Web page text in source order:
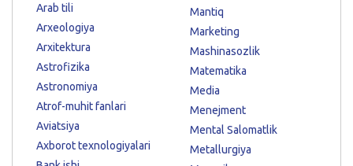
Arab tili
Arxeologiya
Arxitektura
Astrofizika
Astronomiya
Atrof-muhit fanlari
Aviatsiya
Axborot texnologiyalari
Mantiq
Marketing
Mashinasozlik
Matematika
Media
Menejment
Mental Salomatlik
Metallurgiya